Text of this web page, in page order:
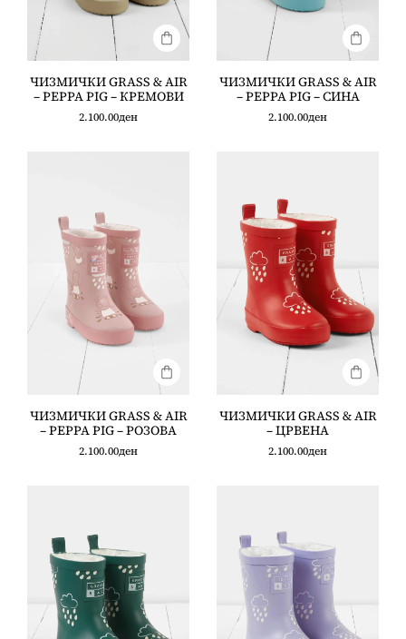
ЧИЗМИЧКИ GRASS & AIR
– PEPPA PIG – КРЕМОВИ
2.100.00ден
ЧИЗМИЧКИ GRASS & AIR
– PEPPA PIG – СИНА
2.100.00ден
ЧИЗМИЧКИ GRASS & AIR
– PEPPA PIG – РОЗОВА
2.100.00ден
ЧИЗМИЧКИ GRASS & AIR
– ЦРВЕНА
2.100.00ден